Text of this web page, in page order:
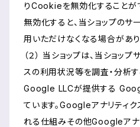
りCookieを無効化することが
無効化すると、当ショップの
用いただけなくなる場合があり
（２） 当ショップは、当ショッ
スの利用状況等を調査・分析
Google LLCが提供する
ています。Googleアナリティ
れる仕組みその他Googleアナ